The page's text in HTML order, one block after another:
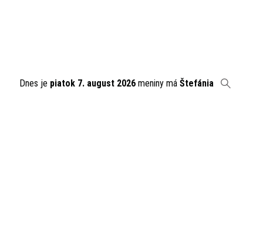
Dnes je piatok 7. august 2026 meniny má Štefánia